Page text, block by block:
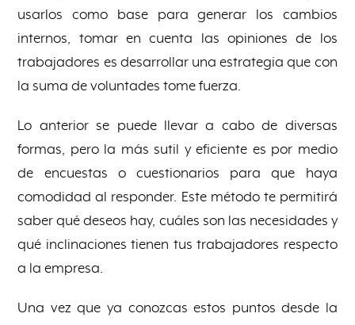
usarlos como base para generar los cambios
internos, tomar en cuenta las opiniones de los
trabajadores es desarrollar una estrategia que con
la suma de voluntades tome fuerza.
Lo anterior se puede llevar a cabo de diversas
formas, pero la más sutil y eficiente es por medio
de encuestas o cuestionarios para que haya
comodidad al responder. Este método te permitirá
saber qué deseos hay, cuáles son las necesidades y
qué inclinaciones tienen tus trabajadores respecto
a la empresa.
Una vez que ya conozcas estos puntos desde la